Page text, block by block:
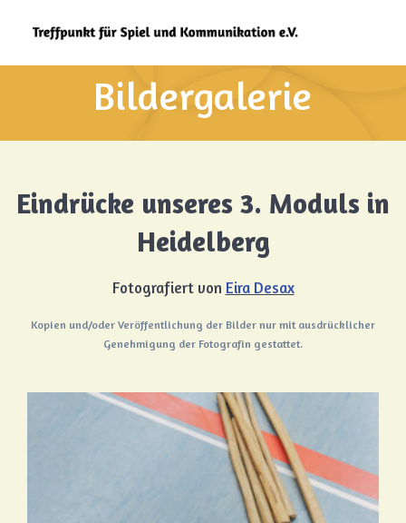
Inhalt
Bildergalerie
Eindrücke unseres 3. Moduls in
Heidelberg
Fotografiert von Eira Desax
Kopien und/oder Veröffentlichung der Bilder nur mit ausdrücklicher
Genehmigung der Fotografin gestattet.